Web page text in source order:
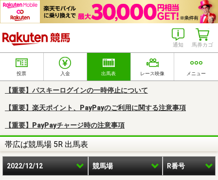
馬券カゴ
通知
投票 入金 出馬表 レース映像 メニュー
【重要】パスキーログインの一時停止について
【重要】楽天ポイント、PayPayのご利用に関する注意事項
【重要】PayPayチャージ時の注意事項
帯広ば競馬場 5R 出馬表
2022/12/12 競馬場 R番号